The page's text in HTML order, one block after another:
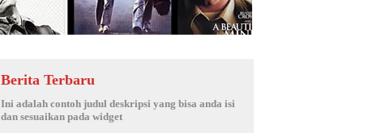
Berita Terbaru
Ini adalah contoh judul deskripsi yang bisa anda isi
dan sesuaikan pada widget